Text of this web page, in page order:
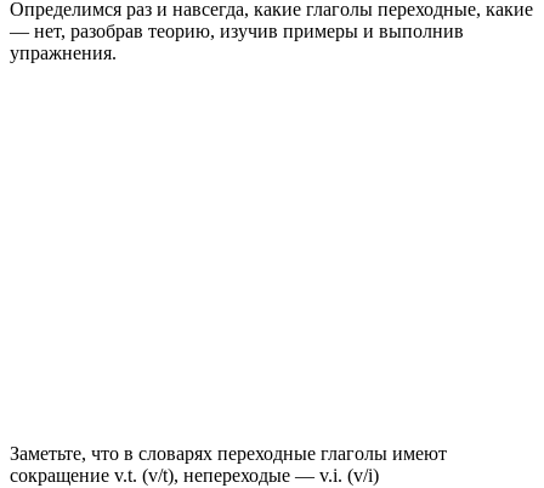
Определимся раз и навсегда, какие глаголы переходные, какие
— нет, разобрав теорию, изучив примеры и выполнив
упражнения.
Заметьте, что в словарях переходные глаголы имеют
сокращение v.t. (v/t), непереходые — v.i. (v/i)